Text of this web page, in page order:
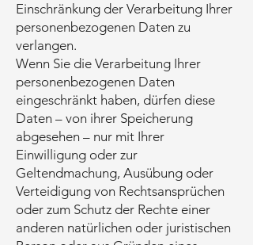
Einschränkung der Verarbeitung Ihrer
personenbezogenen Daten zu
verlangen.
Wenn Sie die Verarbeitung Ihrer
personenbezogenen Daten
eingeschränkt haben, dürfen diese
Daten – von ihrer Speicherung
abgesehen – nur mit Ihrer
Einwilligung oder zur
Geltendmachung, Ausübung oder
Verteidigung von Rechtsansprüchen
oder zum Schutz der Rechte einer
anderen natürlichen oder juristischen